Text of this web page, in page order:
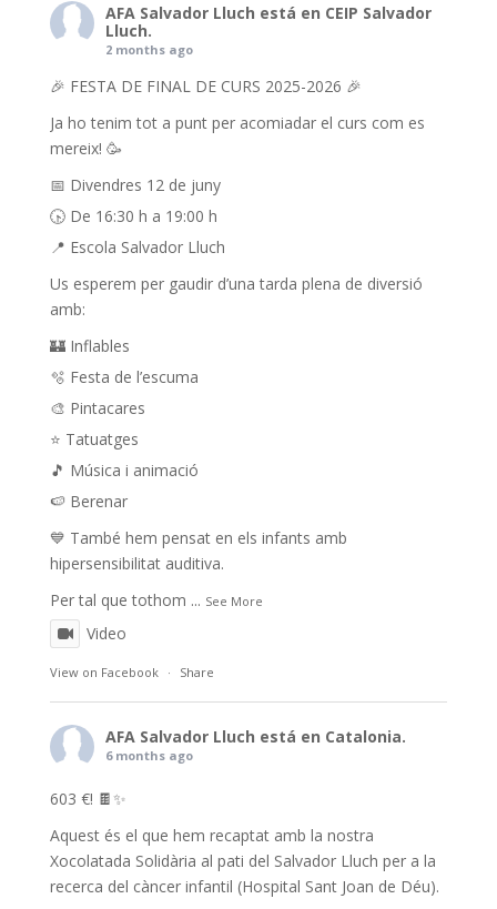
AFA Salvador Lluch está en CEIP Salvador
Lluch.
2 months ago
🎉 FESTA DE FINAL DE CURS 2025-2026 🎉
Ja ho tenim tot a punt per acomiadar el curs com es
mereix! 🥳
📅 Divendres 12 de juny
🕟 De 16:30 h a 19:00 h
📍 Escola Salvador Lluch
Us esperem per gaudir d’una tarda plena de diversió
amb:
🏰 Inflables
🫧 Festa de l’escuma
🎨 Pintacares
⭐ Tatuatges
🎵 Música i animació
🍉 Berenar
💙 També hem pensat en els infants amb
hipersensibilitat auditiva.
Per tal que tothom ... See More
Video
View on Facebook · Share
AFA Salvador Lluch está en Catalonia.
6 months ago
603 €! 🍫✨
Aquest és el que hem recaptat amb la nostra
Xocolatada Solidària al pati del Salvador Lluch per a la
recerca del càncer infantil (Hospital Sant Joan de Déu).